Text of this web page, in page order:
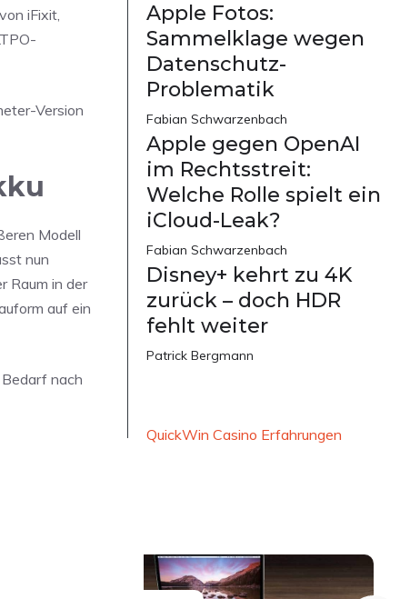
iFixit,
Version
Modell
nun
Raum in der
auf ein
nach
Apple Fotos:
Sammelklage wegen
Datenschutz-
Problematik
Fabian Schwarzenbach
Apple gegen OpenAI
im Rechtsstreit:
Welche Rolle spielt ein
iCloud-Leak?
Fabian Schwarzenbach
Disney+ kehrt zu 4K
zurück – doch HDR
fehlt weiter
Patrick Bergmann
QuickWin Casino Erfahrungen